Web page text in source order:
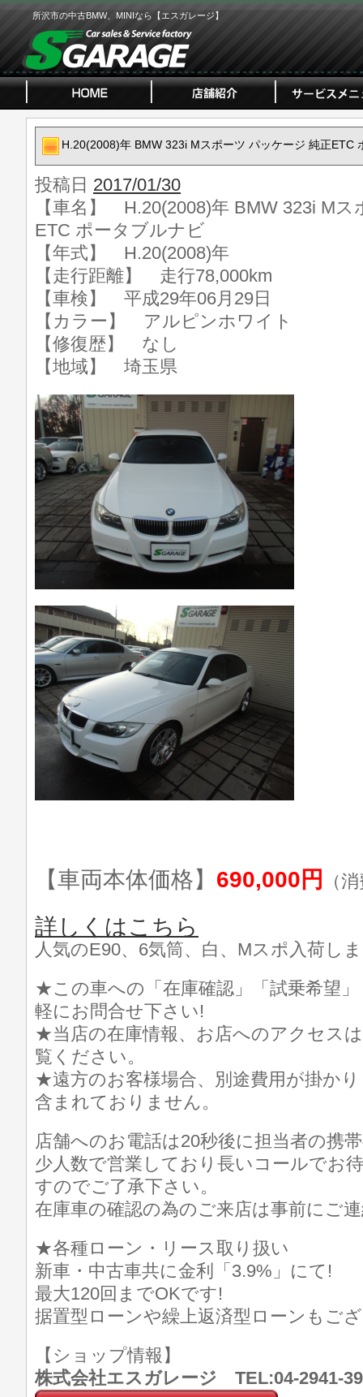
所沢市の中古BMW、MINIなら【エスガレージ】
H.20(2008)年 BMW 323i Mスポーツ パッケージ 純正ETC
投稿日 2017/01/30
【車名】 H.20(2008)年 BMW 323i M
ETC ポータブルナビ
【年式】 H.20(2008)年
【走行距離】 走行78,000km
【車検】 平成29年06月29日
【カラー】 アルピンホワイト
【修復歴】 なし
【地域】 埼玉県
【車両本体価格】 690,000円 （
詳しくはこちら
人気のE90、6気筒、白、Mスポ入荷し
★この車への「在庫確認」「試乗希望
軽にお問合せ下さい!
★当店の在庫情報、お店へのアクセス
覧ください。
★遠方のお客様場合、別途費用が掛か
含まれておりません。
店舗へのお電話は20秒後に担当者の携
少人数で営業しており長いコールでお
すのでご了承下さい。
在庫車の確認の為のご来店は事前にご
★各種ローン・リース取り扱い
新車・中古車共に金利「3.9%」にて!
最大120回までOKです!
据置型ローンや繰上返済型ローンもご
【ショップ情報】
株式会社エスガレージ TEL:04-2941-